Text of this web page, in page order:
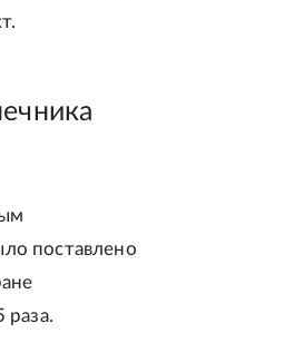
поставлено
раза.